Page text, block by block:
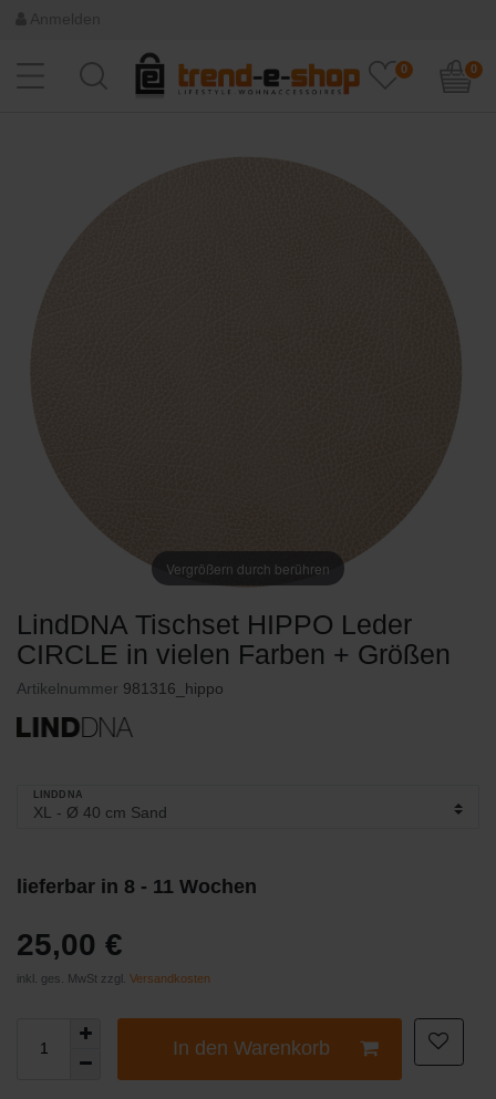
0 0
Vergrößern durch berühren
LindDNA Tischset HIPPO Leder
CIRCLE in vielen Farben + Größen
Artikelnummer 981316_hippo
LINDDNA
lieferbar in 8 - 11 Wochen
25,00 €
inkl. ges. MwSt zzgl. Versandkosten
In den Warenkorb